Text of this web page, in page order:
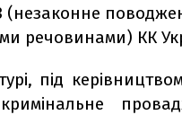
(незаконне
речовинами) КК
під
кримінальне